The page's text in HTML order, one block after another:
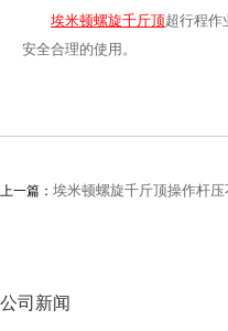
埃米顿螺旋千斤顶超行程作
安全合理的使用。
上一篇： 埃米顿螺旋千斤顶操作杆
公司新闻